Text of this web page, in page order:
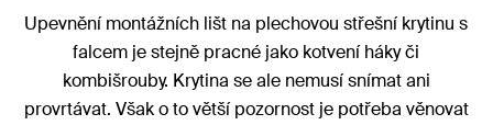
Upevnění montážních lišt na plechovou střešní krytinu s
falcem je stejně pracné jako kotvení háky či
kombišrouby. Krytina se ale nemusí snímat ani
provrtávat. Však o to větší pozornost je potřeba věnovat